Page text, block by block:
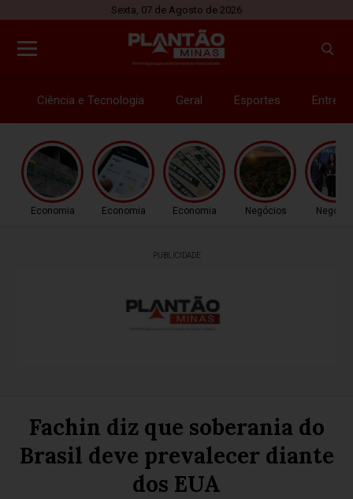
Sexta, 07 de Agosto de 2026
Ciência e Tecnologia Geral Esportes
Economia Economia Economia Negócios
PUBLICIDADE
Fachin diz que soberania do
Brasil deve prevalecer diante
dos EUA